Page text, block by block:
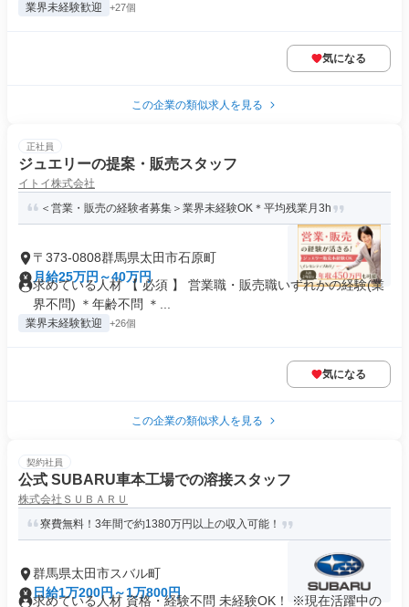
業界未経験歓迎 +27個
気になる
この企業の類似求人を見る
正社員
ジュエリーの提案・販売スタッフ
イトイ株式会社
＜営業・販売の経験者募集＞業界未経験OK＊平均残業月3h
〒373-0808群馬県太田市石原町
月給25万円～40万円
求めている人材 【 必須 】 営業職・販売職いずれかの経験(業
界不問) ＊年齢不問 ＊...
業界未経験歓迎 +26個
気になる
この企業の類似求人を見る
契約社員
公式 SUBARU車本工場での溶接スタッフ
株式会社ＳＵＢＡＲＵ
寮費無料！3年間で約1380万円以上の収入可能！
群馬県太田市スバル町
日給1万200円～1万800円
求めている人材 資格・経験不問 未経験OK！ ※現在活躍中の